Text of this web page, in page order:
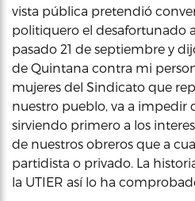
vista pública pretendió
politiquero el desafortunado
pasado 21 de septiembre y
de Quintana contra mi
mujeres del Sindicato que
nuestro pueblo, va a impedir
sirviendo primero a los
de nuestros obreros que a
partidista o privado. La
la UTIER así lo ha